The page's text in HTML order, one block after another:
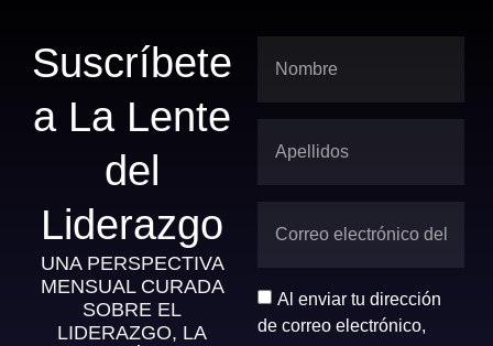
Suscríbete
a La Lente
del
Liderazgo
UNA PERSPECTIVA
MENSUAL CURADA
SOBRE EL
LIDERAZGO, LA
Al enviar tu dirección
de correo electrónico,